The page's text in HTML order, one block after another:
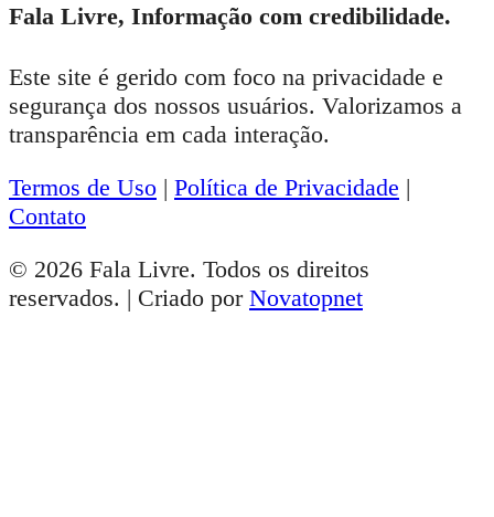
Fala Livre, Informação com credibilidade.
Este site é gerido com foco na privacidade e
segurança dos nossos usuários. Valorizamos a
transparência em cada interação.
Termos de Uso | Política de Privacidade |
Contato
© 2026 Fala Livre. Todos os direitos
reservados. | Criado por Novatopnet